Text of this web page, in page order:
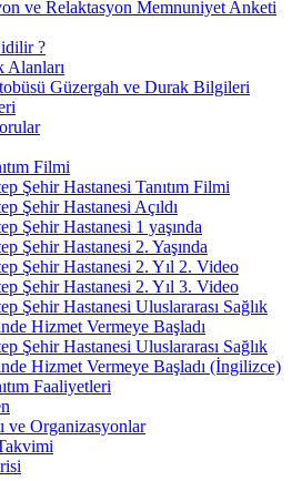
ve Relaktasyon Memnuniyet Anketi
?
Alanları
Güzergah ve Durak Bilgileri
Filmi
Şehir Hastanesi Tanıtım Filmi
Şehir Hastanesi Açıldı
Şehir Hastanesi 1 yaşında
Şehir Hastanesi 2. Yaşında
Şehir Hastanesi 2. Yıl 2. Video
Şehir Hastanesi 2. Yıl 3. Video
Şehir Hastanesi Uluslararası Sağlık
Hizmet Vermeye Başladı
Şehir Hastanesi Uluslararası Sağlık
Hizmet Vermeye Başladı (İngilizce)
Faaliyetleri
ve Organizasyonlar